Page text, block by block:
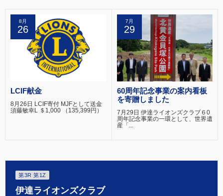
8月
26
LCIF献金
8月26日 LCIF寄付 MJFとして送金
須藤敏幸L ＄1,000 （135,399円）
7月
29
60周年記念事業の案内看板
を寄贈しました
7月29日 伊達ライオンズクラブ６0
周年記念事業の一環として、世界遺
産「...
第3R 第1Z
伊達ライオンズクラブ